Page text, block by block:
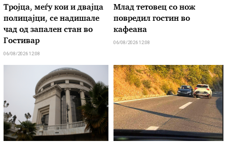
Тројца, меѓу кои и двајца
полицајци, се надишале
чад од запален стан во
Гостивар
06/08/2026 12:08
Млад тетовец со нож
повредил гостин во
кафеана
06/08/2026 12:08